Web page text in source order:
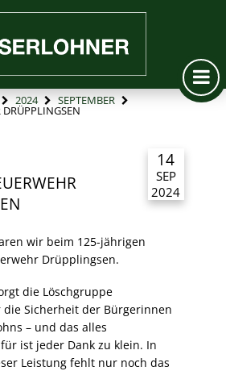
2024 SEPTEMBER
DRÜPPLINGSEN
14
SEP
2024
wir beim 125-jährigen
Drüpplingsen.
die Löschgruppe
Sicherheit der Bürgerinnen
– und das alles
ist jeder Dank zu klein. In
Leistung fehlt nur noch das